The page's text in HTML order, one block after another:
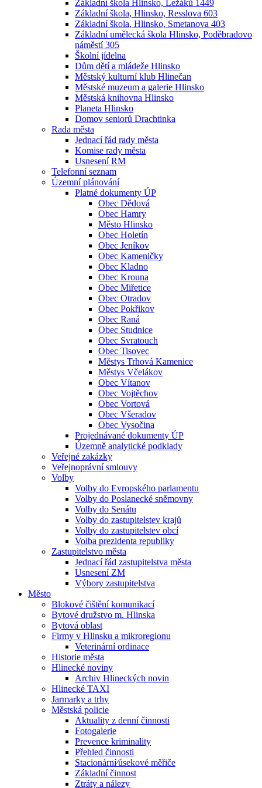
Základní škola Hlinsko, Ležáků 1449
Základní škola, Hlinsko, Resslova 603
Základní škola, Hlinsko, Smetanova 403
Základní umělecká škola Hlinsko, Poděbradovo
náměstí 305
Školní jídelna
Dům dětí a mládeže Hlinsko
Městský kulturní klub Hlinečan
Městské muzeum a galerie Hlinsko
Městská knihovna Hlinsko
Planeta Hlinsko
Domov seniorů Drachtinka
Rada města
Jednací řád rady města
Komise rady města
Usnesení RM
Telefonní seznam
Územní plánování
Platné dokumenty ÚP
Obec Dědová
Obec Hamry
Město Hlinsko
Obec Holetín
Obec Jeníkov
Obec Kameničky
Obec Kladno
Obec Krouna
Obec Miřetice
Obec Otradov
Obec Pokřikov
Obec Raná
Obec Studnice
Obec Svratouch
Obec Tisovec
Městys Trhová Kamenice
Městys Včelákov
Obec Vítanov
Obec Vojtěchov
Obec Vortová
Obec Všeradov
Obec Vysočina
Projednávané dokumenty ÚP
Územně analytické podklady
Veřejné zakázky
Veřejnoprávní smlouvy
Volby
Volby do Evropského parlamentu
Volby do Poslanecké sněmovny
Volby do Senátu
Volby do zastupitelstev krajů
Volby do zastupitelstev obcí
Volba prezidenta republiky
Zastupitelstvo města
Jednací řád zastupitelstva města
Usnesení ZM
Výbory zastupitelstva
Město
Blokové čištění komunikací
Bytové družstvo m. Hlinska
Bytová oblast
Firmy v Hlinsku a mikroregionu
Veterinární ordinace
Historie města
Hlinecké noviny
Archiv Hlineckých novin
Hlinecké TAXI
Jarmarky a trhy
Městská policie
Aktuality z denní činnosti
Fotogalerie
Prevence kriminality
Přehled činnosti
Stacionární⁄úsekové měřiče
Základní činnost
Ztráty a nálezy